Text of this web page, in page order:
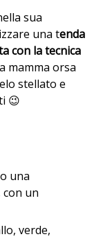
sua
una tenda
con la tecnica
mamma orsa
stellato e
😉
una
un
verde,